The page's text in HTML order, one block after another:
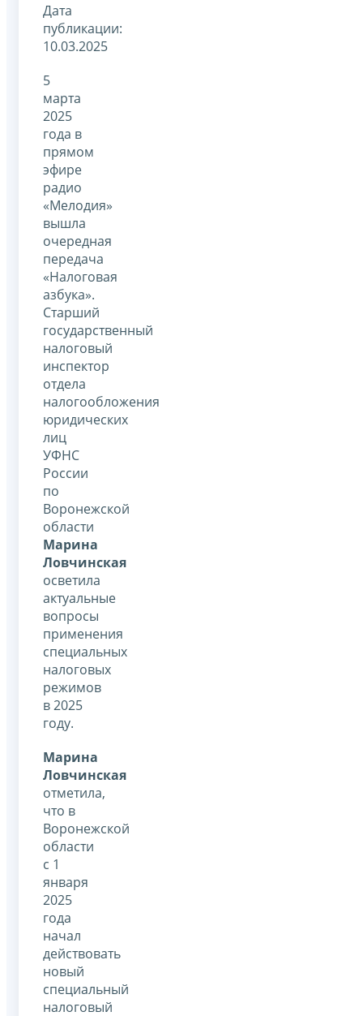
Дата
публикации:
10.03.2025
5
марта
2025
года в
прямом
эфире
радио
«Мелодия»
вышла
очередная
передача
«Налоговая
азбука».
Старший
государственный
налоговый
инспектор
отдела
налогообложения
юридических
лиц
УФНС
России
по
Воронежской
области
Марина
Ловчинская
осветила
актуальные
вопросы
применения
специальных
налоговых
режимов
в 2025
году.
Марина
Ловчинская
отметила,
что в
Воронежской
области
с 1
января
2025
года
начал
действовать
новый
специальный
налоговый